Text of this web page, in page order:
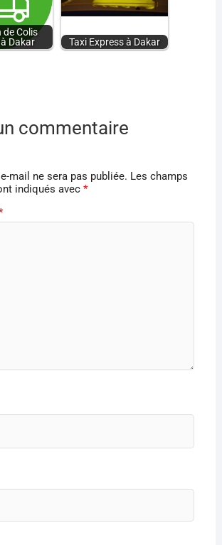
de Colis
Dakar
Taxi Express à Dakar
commentaire
mail ne sera pas publiée. Les champs
indiqués avec *